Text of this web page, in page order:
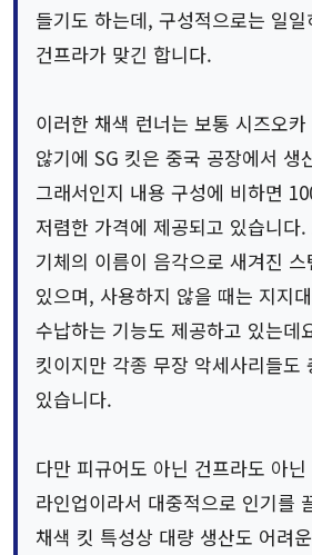
들기도 하는데, 구성적으로는 일
건프라가 맞긴 합니다.
이러한 채색 런너는 보통 시즈오
않기에 SG 킷은 중국 공장에서 생
그래서인지 내용 구성에 비하면
저렴한 가격에 제공되고 있습니다
기체의 이름이 음각으로 새겨진
있으며, 사용하지 않을 때는 지지
수납하는 기능도 제공하고 있는데
킷이지만 각종 무장 악세사리들도
있습니다.
다만 피규어도 아닌 건프라도 아
라인업이라서 대중적으로 인기를
채색 킷 특성상 대량 생산도 어려